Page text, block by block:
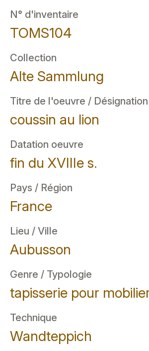
N° d'inventaire
TOMS104
Collection
Alte Sammlung
Titre de l'oeuvre /
coussin au lion
Datation oeuvre
fin du XVIIIe s.
Pays / Région
France
Lieu / Ville
Aubusson
Genre / Typologie
tapisserie pour
Technique
Wandteppich